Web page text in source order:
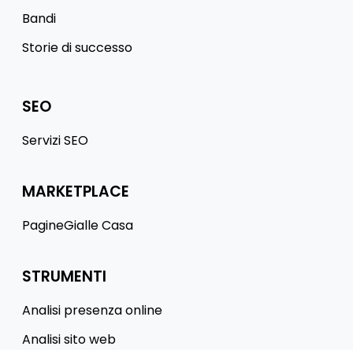
Bandi
Storie di successo
SEO
Servizi SEO
MARKETPLACE
PagineGialle Casa
STRUMENTI
Analisi presenza online
Analisi sito web